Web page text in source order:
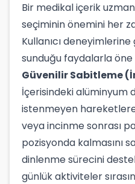
Bir medikal içerik
seçiminin önemini her
Kullanıcı deneyimlerine
sunduğu faydalarla öne
Güvenilir Sabitleme
İçerisindeki alüminyum
istenmeyen hareketlere
veya incinme sonrası
pozisyonda kalmasını
dinlenme sürecini
günlük aktiviteler